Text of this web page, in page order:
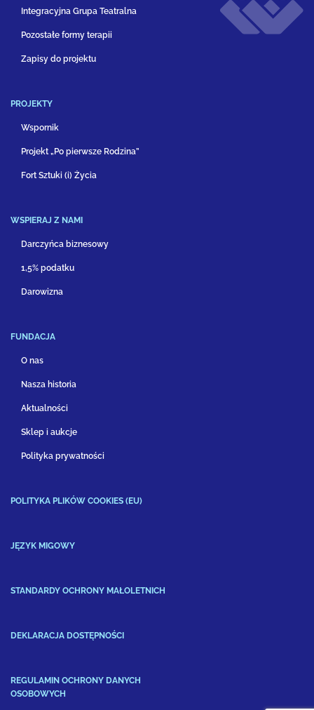
Integracyjna Grupa Teatralna
Pozostałe formy terapii
Zapisy do projektu
PROJEKTY
Wspornik
Projekt „Po pierwsze Rodzina”
Fort Sztuki (i) Życia
WSPIERAJ Z NAMI
Darczyńca biznesowy
1,5% podatku
Darowizna
FUNDACJA
O nas
Nasza historia
Aktualności
Sklep i aukcje
Polityka prywatności
POLITYKA PLIKÓW COOKIES (EU)
JĘZYK MIGOWY
STANDARDY OCHRONY MAŁOLETNICH
DEKLARACJA DOSTĘPNOŚCI
REGULAMIN OCHRONY DANYCH
OSOBOWYCH